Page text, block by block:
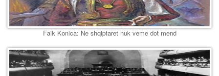
Faik Konica: Ne shqiptaret nuk veme dot mend